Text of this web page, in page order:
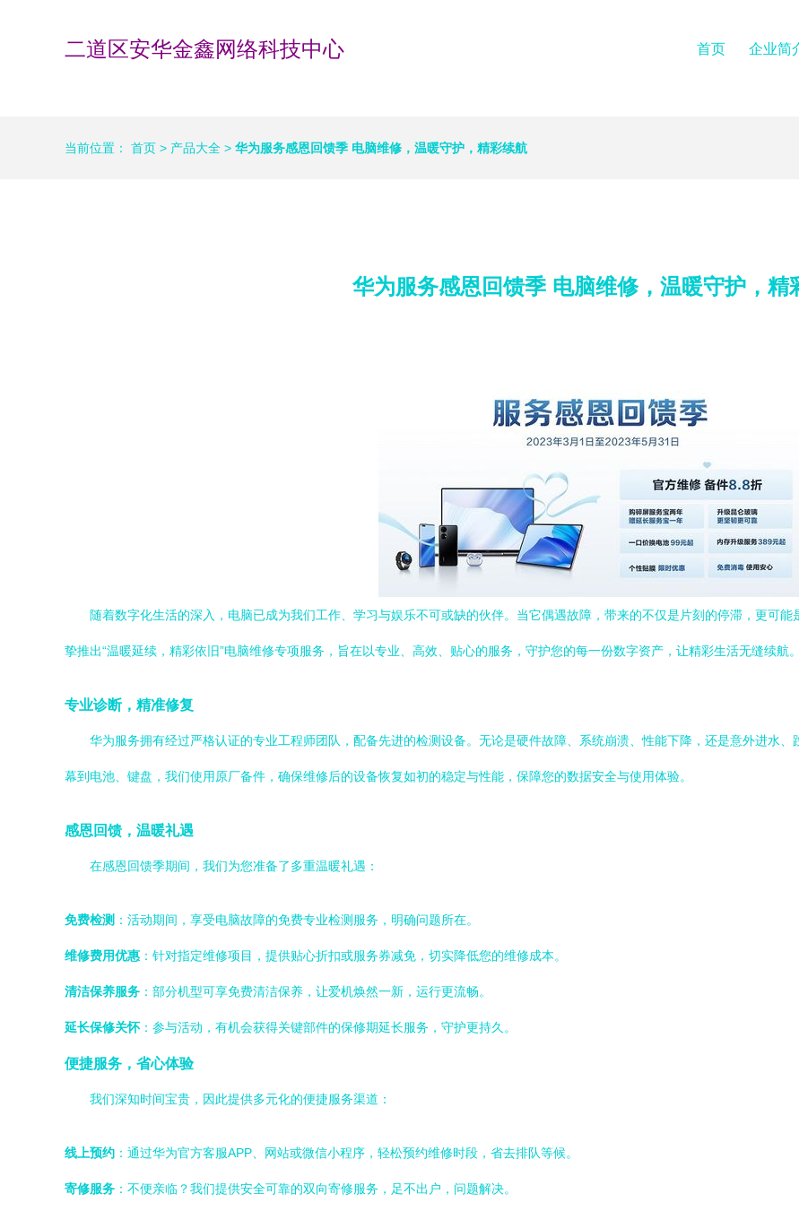
二道区安华金鑫网络科技中心 首页 企业简
当前位置： 首页 > 产品大全 > 华为服务感恩回馈季 电脑维修，温暖守护，精彩续航
华为服务感恩回馈季 电脑维修，温暖守护，精
随着数字化生活的深入，电脑已成为我们工作、学习与娱乐不可或缺的伙伴。当它偶遇故障，带来的不仅是片刻的停滞，更可
挚推出“温暖延续，精彩依旧”电脑维修专项服务，旨在以专业、高效、贴心的服务，守护您的每一份数字资产，让精彩生活无缝续航。
专业诊断，精准修复
华为服务拥有经过严格认证的专业工程师团队，配备先进的检测设备。无论是硬件故障、系统崩溃、性能下降，还是意外进水
幕到电池、键盘，我们使用原厂备件，确保维修后的设备恢复如初的稳定与性能，保障您的数据安全与使用体验。
感恩回馈，温暖礼遇
在感恩回馈季期间，我们为您准备了多重温暖礼遇：
免费检测 ：活动期间，享受电脑故障的免费专业检测服务，明确问题所在。
维修费用优惠 ：针对指定维修项目，提供贴心折扣或服务券减免，切实降低您的维修成本。
清洁保养服务 ：部分机型可享免费清洁保养，让爱机焕然一新，运行更流畅。
延长保修关怀：参与活动，有机会获得关键部件的保修期延长服务，守护更持久。
便捷服务，省心体验
我们深知时间宝贵，因此提供多元化的便捷服务渠道：
线上预约 ：通过华为官方客服APP、网站或微信小程序，轻松预约维修时段，省去排队等候。
寄修服务 ：不便亲临？我们提供安全可靠的双向寄修服务，足不出户，问题解决。